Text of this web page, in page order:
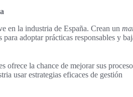
en la industria de España. Crean un
adoptar prácticas responsables y
ofrece la chance de mejorar sus
usar estrategias eficaces de gestión